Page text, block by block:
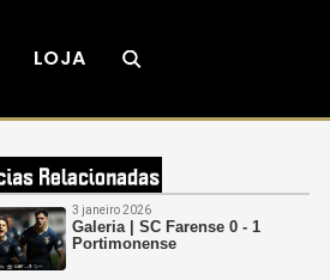
LOJA
3 janeiro 2026
Galeria | SC Farense 0 - 1
Portimonense